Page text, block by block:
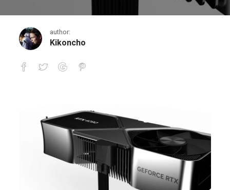
author:
Kikoncho